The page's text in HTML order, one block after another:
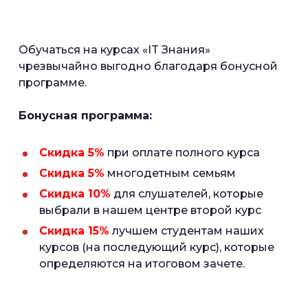
Обучаться на курсах «IT Знания»
чрезвычайно выгодно благодаря бонусной
программе.
Бонусная программа:
Скидка 5% при оплате полного курса
Скидка 5% многодетным семьям
Скидка 10% для слушателей, которые
выбрали в нашем центре второй курс
Скидка 15% лучшем студентам наших
курсов (на последующий курс), которые
определяются на итоговом зачете.